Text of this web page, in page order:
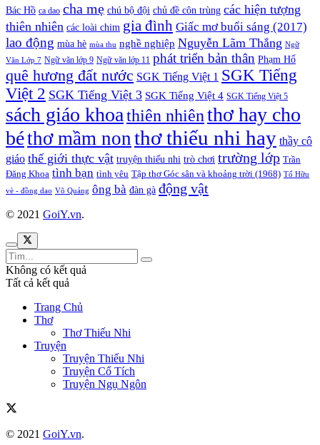
Bác Hồ ca dao cha mẹ chú bộ đội chủ đề côn trùng các hiện tượng
thiên nhiên các loài chim gia đình Giấc mơ buổi sáng (2017)
lao động mùa hè mùa thu nghề nghiệp Nguyễn Lãm Thắng Ngữ
Văn Lớp 7 Ngữ văn lớp 9 Ngữ văn lớp 11 phát triển bản thân Phạm Hổ
quê hương đất nước SGK Tiếng Việt 1 SGK Tiếng
Việt 2 SGK Tiếng Việt 3 SGK Tiếng Việt 4 SGK Tiếng Việt 5
sách giáo khoathiên nhiênthơ hay cho
béthơ mầm nonthơ thiếu nhi hay thầy cô
giáo thế giới thực vật truyện thiếu nhi trò chơi trường lớp Trần
Đăng Khoa tình bạn tình yêu Tập thơ Góc sân và khoảng trời (1968) Tố Hữu
vè - đồng dao Võ Quảng ông bà đàn gà động vật
© 2021 GoiY.vn.
Không có kết quả
Tất cả kết quả
Trang Chủ
Thơ
Thơ Thiếu Nhi
Truyện
Truyện Thiếu Nhi
Truyện Cổ Tích
Truyện Ngụ Ngôn
© 2021 GoiY.vn.